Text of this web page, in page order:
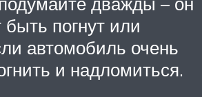
погнут или
автомобиль очень
и надломиться.